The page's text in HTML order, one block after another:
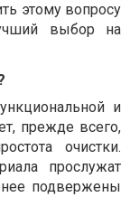
этому вопросу
выбор на
и
прежде всего,
очистки.
прослужат
подвержены